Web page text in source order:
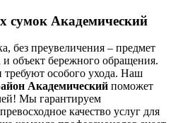
сумок Академический
без преувеличения – предмет
и объект бережного обращения.
требуют особого ухода. Наш
Академический поможет
Мы гарантируем
качество услуг для